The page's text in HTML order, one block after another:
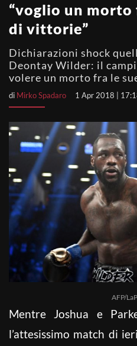
“voglio un
di vittorie”
Dichiarazioni shock
Deontay Wilder: il
volere un morto fra le
di Mirko Spadaro 1 Apr 2018 |
AFP/
Mentre Joshua e
l’attesissimo match di